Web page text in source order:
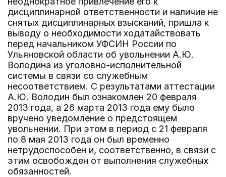
дисциплинарной ответственности и наличие не
снятых дисциплинарных взысканий, пришла к
выводу о необходимости ходатайствовать
перед начальником УФСИН России по
Ульяновской области об увольнении А.Ю.
Володина из уголовно-исполнительной
системы в связи со служебным
несоответствием. С результатами аттестации
А.Ю. Володин был ознакомлен 20 февраля
2013 года, а 26 марта 2013 года ему было
вручено уведомление о предстоящем
увольнении. При этом в период с 21 февраля
по 8 мая 2013 года он был временно
нетрудоспособен и, соответственно, в связи с
этим освобожден от выполнения служебных
обязанностей.